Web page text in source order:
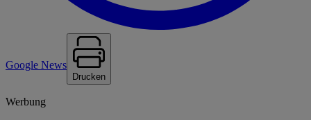
Google News
Drucken
Werbung